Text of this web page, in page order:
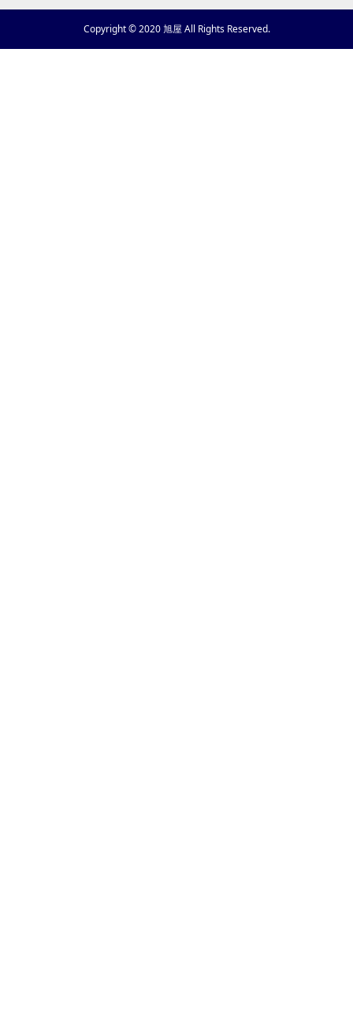
Copyright © 2020 旭屋 All Rights Reserved.